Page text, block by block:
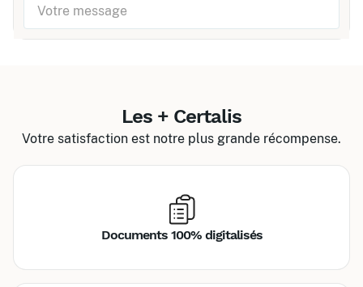
Les + Certalis
Votre satisfaction est notre plus grande récompense.
Documents 100% digitalisés